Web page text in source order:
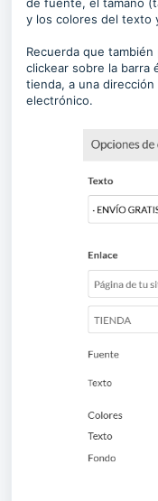
de fuente, el tamaño
y los colores del texto
Recuerda que
clickear sobre la barra
tienda, a una
electrónico.